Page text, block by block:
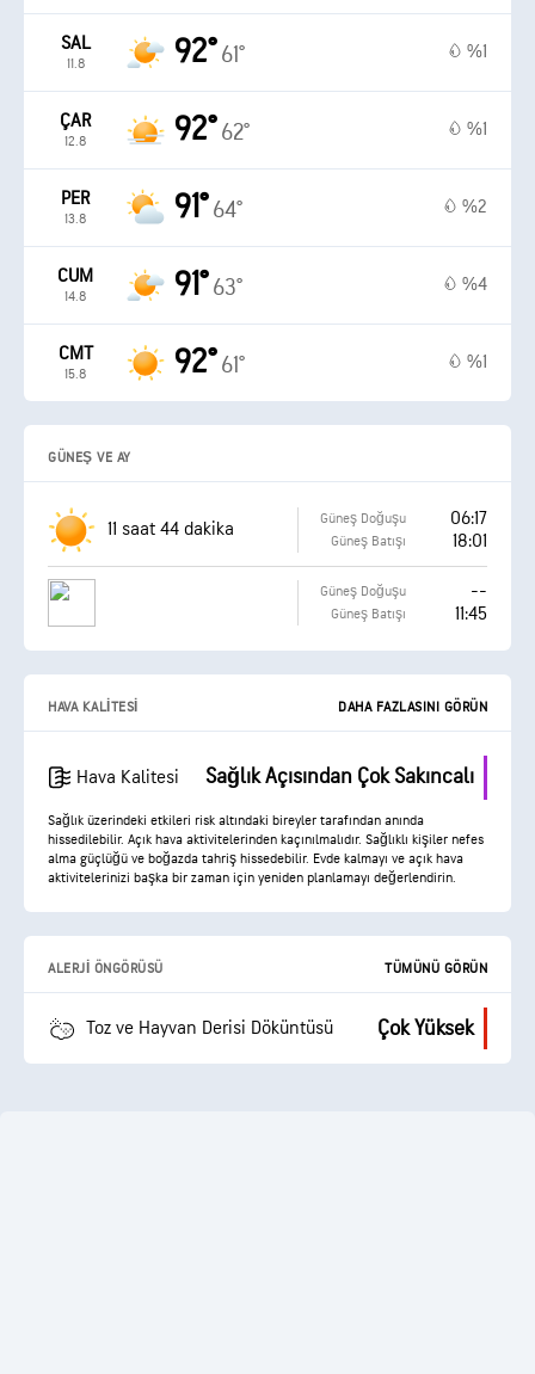
SAL
11.8 92° 61° %1
ÇAR
12.8 92° 62° %1
PER
13.8 91° 64° %2
CUM
14.8 91° 63° %4
CMT
15.8 92° 61° %1
GÜNEŞ VE AY
11 saat 44 dakika Güneş Doğuşu 06:17
Güneş Batışı 18:01
Güneş Doğuşu --
Güneş Batışı 11:45
HAVA KALITESI DAHA FAZLASINI GÖRÜN
Hava Kalitesi Sağlık Açısından Çok Sakıncalı
Sağlık üzerindeki etkileri risk altındaki bireyler tarafından anında
hissedilebilir. Açık hava aktivitelerinden kaçınılmalıdır. Sağlıklı kişiler nefes
alma güçlüğü ve boğazda tahriş hissedebilir. Evde kalmayı ve açık hava
aktivitelerinizi başka bir zaman için yeniden planlamayı değerlendirin.
ALERJI ÖNGÖRÜSÜ TÜMÜNÜ GÖRÜN
Toz ve Hayvan Derisi Döküntüsü Çok Yüksek